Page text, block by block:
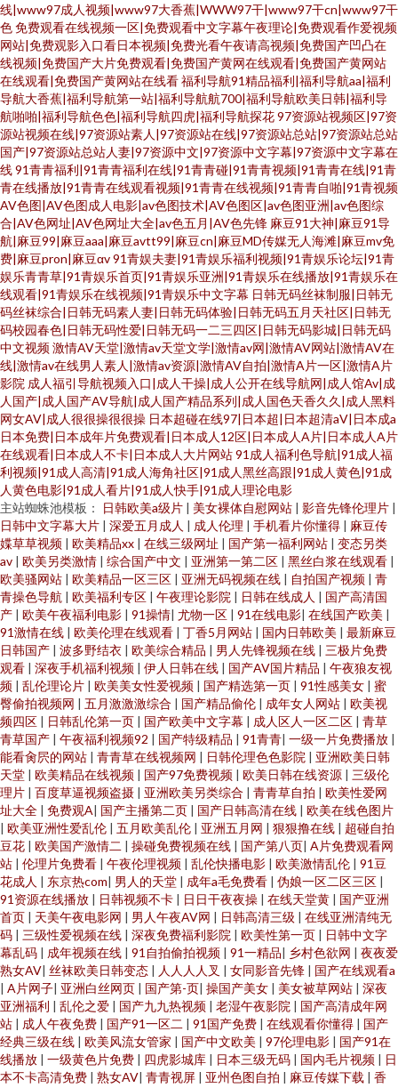
线|www97成人视频|www97大香蕉|WWW97干|www97干cn|www97干
色免费观看在线视频一区|免费观看中文字幕午夜理论|免费观看作爱视频
网站|免费观影入口看日本视频|免费光看午夜请高视频|免费国产凹凸在
线视频|免费国产大片免费观看|免费国产黄网在线观看|免费国产黄网站
在线观看|免费国产黄网站在线看福利导航91精品福利|福利导航aa|福利
导航大香蕉|福利导航第一站|福利导航航700|福利导航欧美日韩|福利导
航啪啪|福利导航色色|福利导航四虎|福利导航探花97资源站视频区|97资
源站视频在线|97资源站素人|97资源站在线|97资源站总站|97资源站总站
国产|97资源站总站人妻|97资源中文|97资源中文字幕|97资源中文字幕在
线91青青福利|91青青福利在线|91青青碰|91青青视频|91青青在线|91青
青在线播放|91青青在线观看视频|91青青在线视频|91青青自啪|91青视频
AV色图|AV色图成人电影|av色图技术|AV色图区|av色图亚洲|av色图综
合|AV色网址|AV色网址大全|av色五月|AV色先锋 麻豆91大神|麻豆91导
航|麻豆99|麻豆aaa|麻豆avtt99|麻豆cn|麻豆MD传媒无人海滩|麻豆mv免
费|麻豆pron|麻豆αv91青娱夫妻|91青娱乐福利视频|91青娱乐论坛|91青
娱乐青青草|91青娱乐首页|91青娱乐亚洲|91青娱乐在线播放|91青娱乐在
线观看|91青娱乐在线视频|91青娱乐中文字幕 日韩无码丝袜制服|日韩无
码丝袜综合|日韩无码素人妻|日韩无码体验|日韩无码五月天社区|日韩无
码校园春色|日韩无码性爱|日韩无码一二三四区|日韩无码影城|日韩无码
中文视频激情AV天堂|激情av天堂文学|激情av网|激情AV网站|激情AV在
线|激情av在线男人素人|激情av资源|激情AV自拍|激情A片一区|激情A片
影院 成人福引导航视频入口|成人干操|成人公开在线导航网|成人馆Av|成
人国产|成人国产AV导航|成人国产精品系列|成人国色天香久久|成人黑料
网女AV|成人很很操很很操 日本超碰在线97|日本超|日本超清aV|日本成a
日本免费|日本成年片免费观看|日本成人12区|日本成人A片|日本成人A片
在线观看|日本成人不卡|日本成人大片网站91成人福利色导航|91成人福
利视频|91成人高清|91成人海角社区|91成人黑丝高跟|91成人黄色|91成
人黄色电影|91成人看片|91成人快手|91成人理论电影
主站蜘蛛池模板：
日韩欧美a级片 | 美女裸体自慰网站 | 影音先锋伦理片 |
日韩中文字幕大片 | 深爱五月成人 | 成人伦理 | 手机看片你懂得 | 麻豆传
媟草草视频 | 欧美精品xx | 在线三级网址 | 国产第一福利网站 | 变态另类
av | 欧美另类激情 | 综合国产中文 | 亚洲第一第二区 | 黑丝白浆在线观看 |
欧美骚网站 | 欧美精品一区三区 | 亚洲无码视频在线 | 自拍国产视频 | 青
青操色导航 | 欧美福利专区 | 午夜理论影院 | 日韩在线成人 | 国产高清国
产 | 欧美午夜福利电影 | 91操情| 尤物一区 | 91在线电影| 在线国产欧美 |
91激情在线 | 欧美伦理在线观看 | 丁香5月网站 | 国内日韩欧美 | 最新麻豆
日韩国产 | 波多野结衣 | 欧美综合精品 | 男人先锋视频在线 | 三极片免费
观看 | 深夜手机福利视频 | 伊人日韩在线 | 国产AV国片精品 | 午夜狼友视
频 | 乱伦理论片 | 欧美美女性爱视频 | 国产精选第一页 | 91性感美女 | 蜜
臀偷拍视频网 | 五月激激激综合 | 国产精品偷伦 | 成年女人网站 | 欧美视
频四区 | 日韩乱伦第一页 | 国产欧美中文字幕 | 成人区人一区二区 | 青草
青草国产 | 午夜福利视频92 | 国产特级精品 | 91青青| 一级一片免费播放 |
能看肏屄的网站 | 青青草在线视频网 | 日韩伦理色色影院 | 亚洲欧美日韩
天堂 | 欧美精品在线视频 | 国产97免费视频 | 欧美日韩在线资源 | 三级伦
理片 | 百度草逼视频盗摄 | 亚洲欧美另类综合 | 青青草自拍 | 欧美性爱网
址大全 | 免费观A| 国产主播第二页 | 国产日韩高清在线 | 欧美在线色图片
| 欧美亚洲性爱乱伦 | 五月欧美乱伦 | 亚洲五月网 | 狠狠撸在线 | 超碰自拍
豆花 | 欧美国产激情二 | 操碰免费视频在线 | 国产第八页| A片免费观看网
站 | 伦理片免费看 | 午夜伦理视频 | 乱伦快播电影 | 欧美激情乱伦 | 91豆
花成人 | 东京热com| 男人的天堂 | 成年a毛免费看 | 伪娘一区二区三区 |
91资源在线播放 | 日韩视频不卡 | 日日干夜夜操 | 在线天堂黄 | 国产亚洲
首页 | 天美午夜电影网 | 男人午夜AV网 | 日韩高清三级 | 在线亚洲清纯无
码 | 三级性爱视频在线 | 深夜免费福利影院 | 欧美性第一页 | 日韩中文字
幕乱码 | 成年视频在线 | 91自拍偷拍视频 | 91一精品| 乡村色欲网 | 夜夜爱
熟女AV| 丝袜欧美日韩变态 | 人人人人叉 | 女同影音先锋 | 国产在线观看a
| A片网子| 亚洲白丝网页 | 国产第-页| 操国产美女 | 美女被草网站 | 深夜
亚洲福利 | 乱伦之爱 | 国产九九热视频 | 老湿午夜影院 | 国产高清成年网
站 | 成人午夜免费 | 国产91一区二 | 91国产免费 | 在线观看你懂得 | 国产
经典三级在线 | 欧美风流女管家 | 国产中文欧美 | 97伦理电影 | 国产91在
线播放 | 一级黄色片免费 | 四虎影城库 | 日本三级无码 | 国内毛片视频 | 日
本不卡高清免费 | 熟女AV| 青青视屏 | 亚州色图自拍 | 麻豆传媒下载 | 香